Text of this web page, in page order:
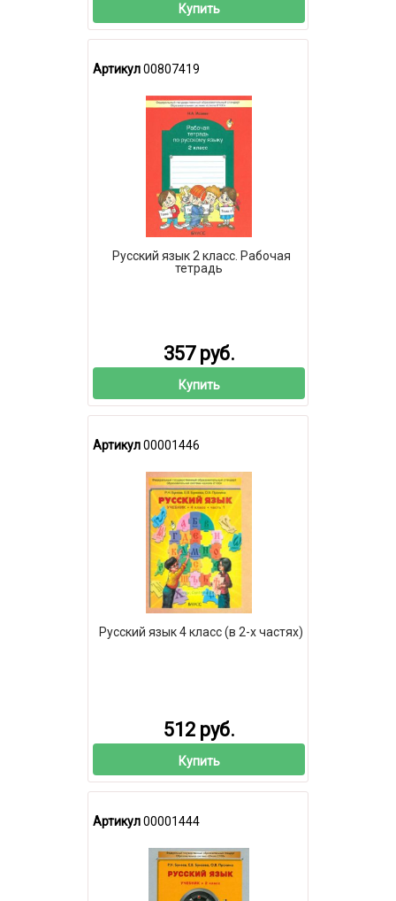
Купить
Артикул00807419
Русский язык 2 класс. Рабочая
тетрадь
357 руб.
Купить
Артикул00001446
Русский язык 4 класс (в 2-х частях)
512 руб.
Купить
Артикул00001444